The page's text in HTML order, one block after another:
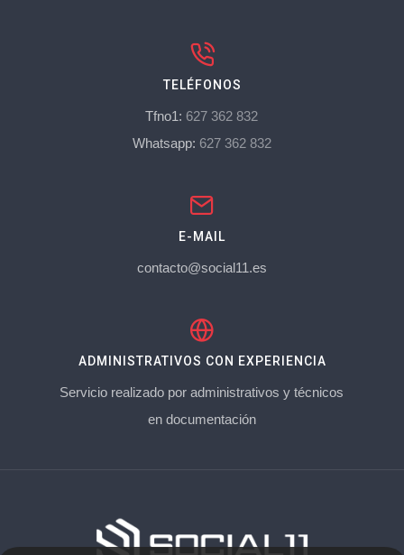
TELÉFONOS
Tfno1: 627 362 832
Whatsapp: 627 362 832
E-MAIL
contacto@social11.es
ADMINISTRATIVOS CON EXPERIENCIA
Servicio realizado por administrativos y técnicos
en documentación